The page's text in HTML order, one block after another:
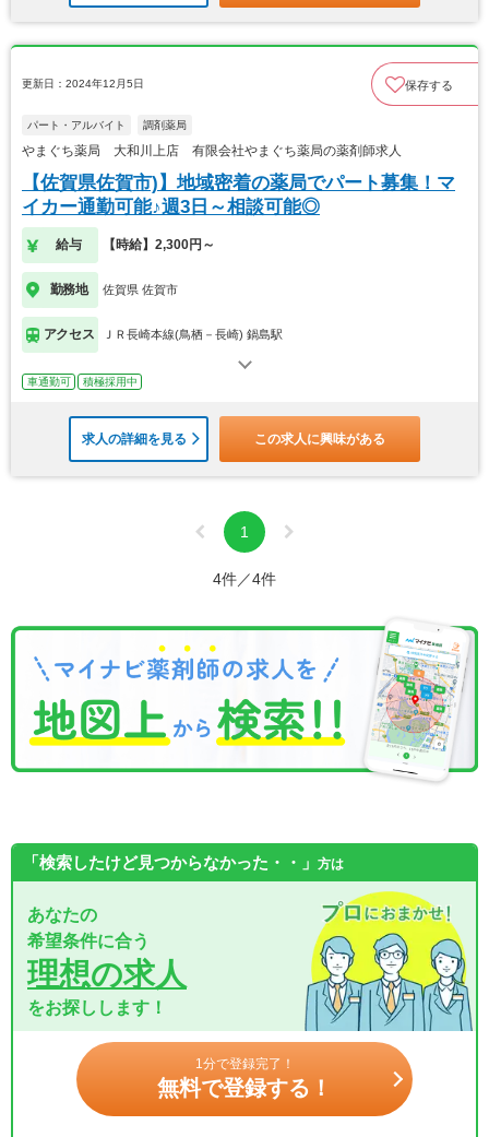
更新日：2024年12月5日 保存する
パート・アルバイト 調剤薬局
やまぐち薬局 大和川上店 有限会社やまぐち薬局の薬剤師求人
【佐賀県佐賀市)】地域密着の薬局でパート募集！マ
イカー通勤可能♪週3日～相談可能◎
給与 【時給】2,300円～
勤務地 佐賀県 佐賀市
アクセス ＪＲ長崎本線(鳥栖－長崎) 鍋島駅
車通勤可 積極採用中
求人の詳細を見る この求人に興味がある
1
4件／4件
「検索したけど見つからなかった・・」 方は
あなたの
希望条件に合う
理想の求人
をお探しします！
1分で登録完了！
無料で登録する！